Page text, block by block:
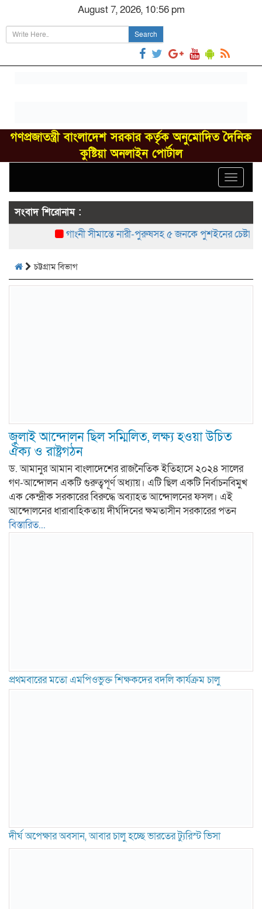
August 7, 2026, 10:56 pm
Search
গণপ্রজাতন্ত্রী বাংলাদেশ সরকার কর্তৃক অনুমোদিত দৈনিক
কুষ্টিয়া অনলাইন পোর্টাল
Toggle
সংবাদ শিরোনাম :
গাংনী সীমান্তে নারী-পুরুষসহ ৫ জনকে পুশইনের চেষ্টা
চট্টগ্রাম বিভাগ
জুলাই আন্দোলন ছিল সম্মিলিত, লক্ষ্য হওয়া উচিত
ঐক্য ও রাষ্ট্রগঠন
ড. আমানুর আমান বাংলাদেশের রাজনৈতিক ইতিহাসে ২০২৪ সালের
গণ-আন্দোলন একটি গুরুত্বপূর্ণ অধ্যায়। এটি ছিল একটি নির্বাচনবিমুখ
এক কেন্দ্রীক সরকারের বিরুদ্ধে অব্যাহত আন্দোলনের ফসল। এই
আন্দোলনের ধারাবাহিকতায় দীর্ঘদিনের ক্ষমতাসীন সরকারের পতন
বিস্তারিত...
প্রথমবারের মতো এমপিওভুক্ত শিক্ষকদের বদলি কার্যক্রম চালু
দীর্ঘ অপেক্ষার অবসান, আবার চালু হচ্ছে ভারতের ট্যুরিস্ট ভিসা